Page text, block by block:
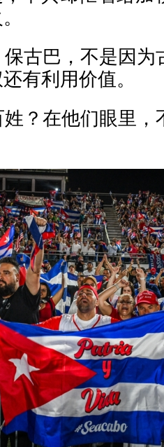
巴，不是因为
有利用价值。
在他们眼里，